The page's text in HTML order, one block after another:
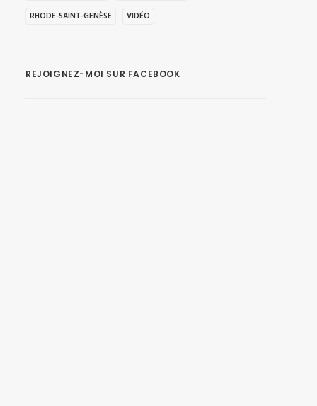
RHODE-SAINT-GENÈSE
VIDÉO
REJOIGNEZ-MOI SUR FACEBOOK